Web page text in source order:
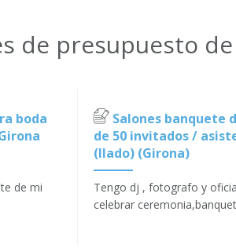
de presupuesto
boda
de mi
Salones banquete
de 50 invitados /
(llado) (Girona)
Tengo dj , fotografo y
celebrar